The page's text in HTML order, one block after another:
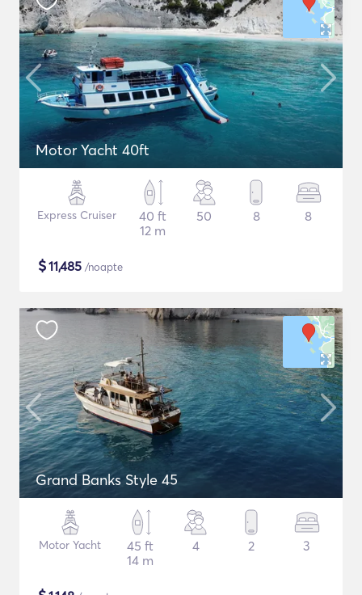
Motor Yacht 40ft
Express Cruiser
40 ft
12 m
50 8 8
$11,485 /noapte
Grand Banks Style 45
Motor Yacht
45 ft
14 m
4 2 3